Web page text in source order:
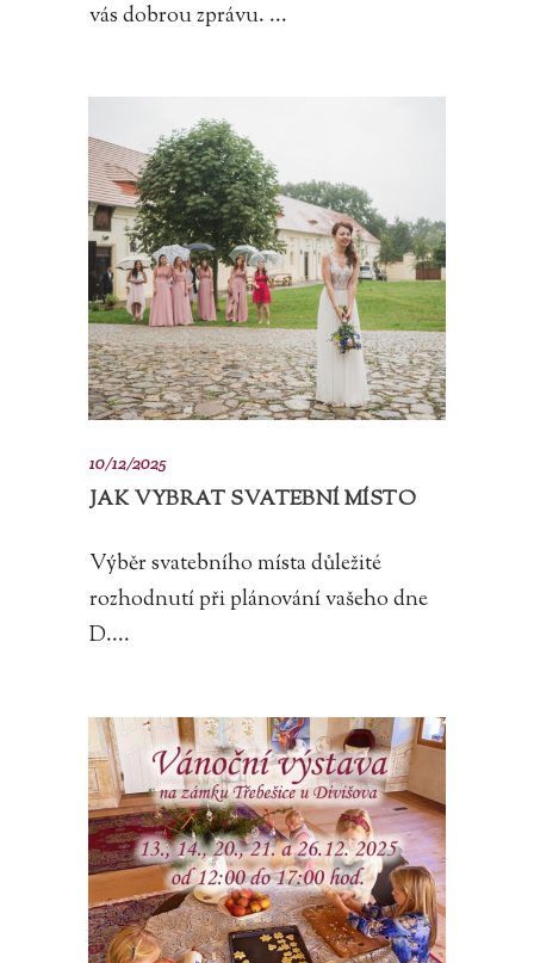
vás dobrou zprávu. ...
10/12/2025
JAK VYBRAT SVATEBNÍ MÍSTO
Výběr svatebního místa důležité
rozhodnutí při plánování vašeho dne
D....